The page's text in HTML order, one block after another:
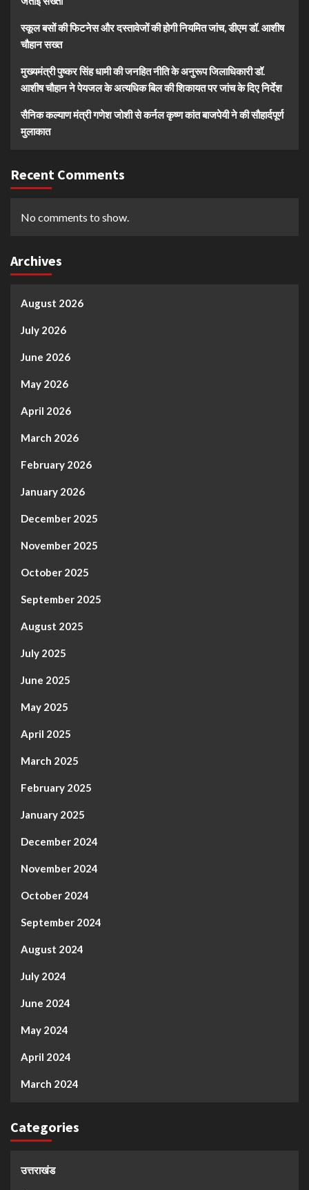
स्कूल बसों की फिटनेस और दस्तावेजों की होगी नियमित जांच, डीएम डॉ. आशीष
चौहान सख्त
मुख्यमंत्री पुष्कर सिंह धामी की जनहित नीति के अनुरूप जिलाधिकारी डॉ.
आशीष चौहान ने पेयजल के अत्यधिक बिल की शिकायत पर जांच के दिए निर्देश
सैनिक कल्याण मंत्री गणेश जोशी से कर्नल कृष्ण कांत बाजपेयी ने की सौहार्दपूर्ण
मुलाकात
Recent Comments
No comments to show.
Archives
August 2026
July 2026
June 2026
May 2026
April 2026
March 2026
February 2026
January 2026
December 2025
November 2025
October 2025
September 2025
August 2025
July 2025
June 2025
May 2025
April 2025
March 2025
February 2025
January 2025
December 2024
November 2024
October 2024
September 2024
August 2024
July 2024
June 2024
May 2024
April 2024
March 2024
Categories
उत्तराखंड